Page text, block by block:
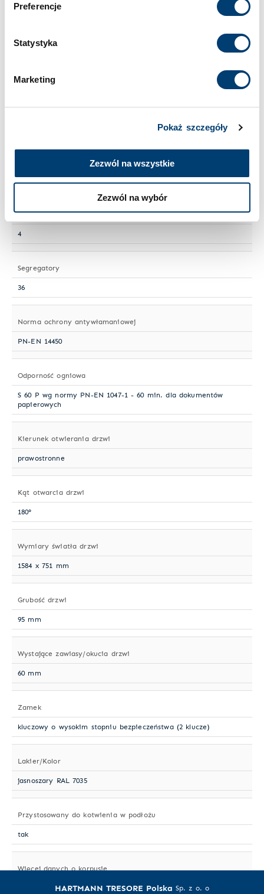
odrzucić i wycofać swoją zgodę w dowolnej chwili ze
w Polityce prywatności
Polityce wykorzystywania
Preferencje
Statystyka
Marketing
Pokaż szczegóły
Zezwól na wszystkie
Zezwól na wybór
Wielkość sejfu
D 106-10
Półki przestawne
4
Segregatory
36
Norma ochrony antywłamaniowej
PN-EN 14450
Odporność ogniowa
S 60 P wg normy PN-EN 1047-1 - 60 min. dla dokumentów
papierowych
Kierunek otwierania drzwi
prawostronne
Kąt otwarcia drzwi
180°
Wymiary światła drzwi
1584 x 751 mm
Grubość drzwi
95 mm
Wystające zawiasy/okucia drzwi
60 mm
Zamek
kluczowy o wysokim stopniu bezpieczeństwa (2 klucze)
Lakier/Kolor
jasnoszary RAL 7035
Przystosowany do kotwienia w podłożu
tak
Więcej danych o korpusie
wielościennyHARTMANN TRESORE Polska Sp. z o. o